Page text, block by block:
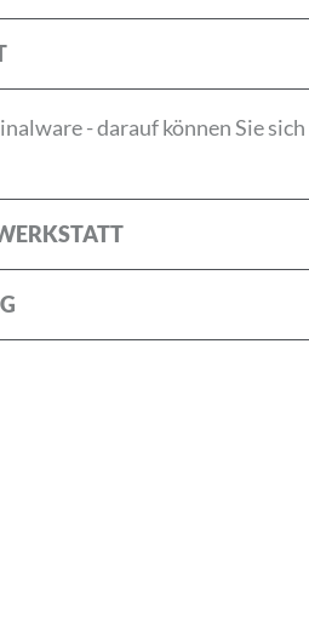
- darauf können Sie